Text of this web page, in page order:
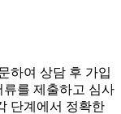
하여 상담 후 가입
를 제출하고 심사
단계에서 정확한